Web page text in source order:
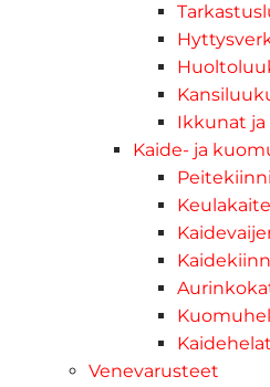
Ikkunat
Kaide- ja
Kaidehelat
Venevarusteet